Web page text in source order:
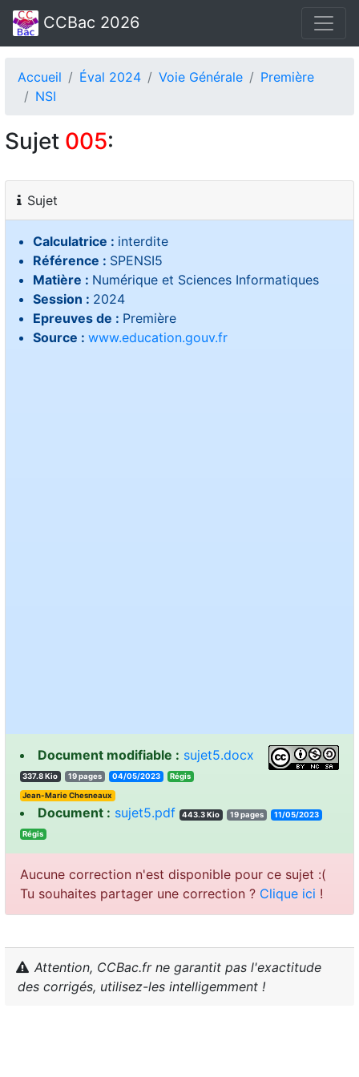
CCBac 2026
Accueil Éval 2024 Voie Générale
Première
NSI
Sujet 005:
Sujet
Calculatrice : interdite
Référence : SPENSI5
Matière : Numérique et Sciences Informatiques
Session : 2024
Epreuves de : Première
Source : www.education.gouv.fr
Document modifiable : sujet5.docx
337.8 Kio 19 pages 04/05/2023 sigéR
Jean-Marie Chesneaux
Document : sujet5.pdf 443.3 Kio 19 pages 11/05/2023
sigéR
Aucune correction n'est disponible pour ce sujet :(
Tu souhaites partager une correction ? Clique ici !
Attention, CCBac.fr ne garantit pas l'exactitude
des corrigés, utilisez-les intelligemment !